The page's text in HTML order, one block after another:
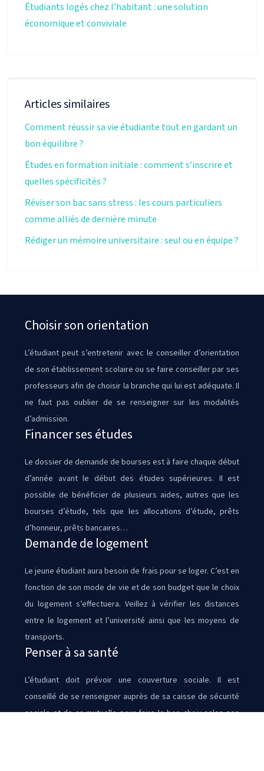
Étudiants logés chez l’habitant : une solution
économique et conviviale
Articles similaires
Comment réussir sa vie étudiante tout en gardant un
bon équilibre ?
Études en formation initiale : comment s’inscrire et
quelles spécificités ?
Réviser son bac sans stress : les cours particuliers
comme alliés de dernière minute
Rédiger un mémoire universitaire : seul ou en équipe ?
Choisir son orientation
L’étudiant peut s’entretenir avec le conseiller d’orientation
de son établissement scolaire ou se faire conseiller par ses
professeurs afin de choisir la branche qui lui est adéquate. Il
ne faut pas oublier de se renseigner sur les modalités
d’admission.
Financer ses études
Le dossier de demande de bourses est à faire chaque début
d’année avant le début des études supérieures. Il est
possible de bénéficier de plusieurs aides, autres que les
bourses d’étude, tels que les allocations d’étude, prêts
d’honneur, prêts bancaires…
Demande de logement
Le jeune étudiant aura besoin de frais pour se loger. C’est en
fonction de son mode de vie et de son budget que le choix
du logement s’effectuera. Veillez à vérifier les distances
entre le logement et l’université ainsi que les moyens de
transports.
Penser à sa santé
L’étudiant doit prévoir une couverture sociale. Il est
conseillé de se renseigner auprès de sa caisse de sécurité
sociale et de sa mutuelle pour faire le bon choix selon ses